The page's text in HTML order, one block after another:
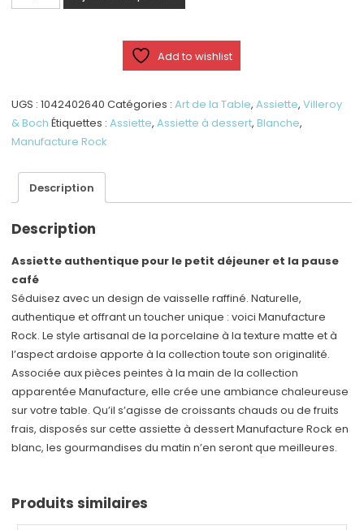
de
ronde,
blanche
Add to wishlist
UGS :1042402640 Catégories :Art de la Table,Assiette,Villeroy
& Boch Étiquettes :Assiette,Assiette à dessert,Blanche,
Manufacture Rock
Description
Description
Assiette authentique pour le petit déjeuner et la pause
café
Séduisez avec un design de vaisselle raffiné. Naturelle,
authentique et offrant un toucher unique : voici Manufacture
Rock. Le style artisanal de la porcelaine à la texture matte et à
l’aspect ardoise apporte à la collection toute son originalité.
Associée aux pièces peintes à la main de la collection
apparentée Manufacture, elle crée une ambiance chaleureuse
sur votre table. Qu’il s’agisse de croissants chauds ou de fruits
frais, disposés sur cette assiette à dessert Manufacture Rock en
blanc, les gourmandises du matin n’en seront que meilleures.
Produits similaires